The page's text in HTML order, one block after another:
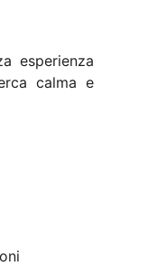
esperienza
calma e